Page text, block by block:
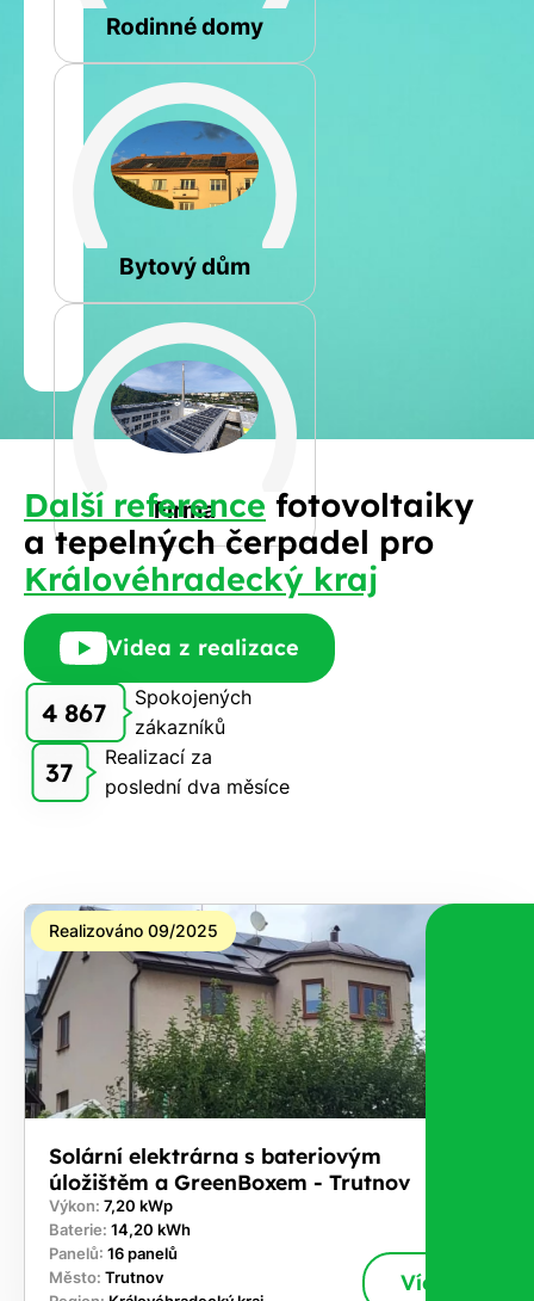
Rodinné domy
Bytový dům
Firma
Jiná
Spočítat
kalkulaci
Jméno
a
příjmení
Telefon
E-
mail
Vám
zdarma
nárok.
Stačí
nám dát
vědět -
a nic Vás
to
nestojí.
Další reference fotovoltaiky
a tepelných čerpadel pro
Královéhradecký kraj
Videa z realizace
4 867
Spokojených
zákazníků
37
Realizací za
poslední dva měsíce
Realizováno 09/2025
Solární elektrárna s bateriovým
úložištěm a GreenBoxem - Trutnov
Výkon: 7,20 kWp
Baterie: 14,20 kWh
Panelů: 16 panelů
Město: Trutnov
Více